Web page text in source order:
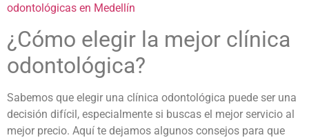
odontológicas en Medellín
¿Cómo elegir la mejor clínica
odontológica?
Sabemos que elegir una clínica odontológica puede ser una
decisión difícil, especialmente si buscas el mejor servicio al
mejor precio. Aquí te dejamos algunos consejos para que